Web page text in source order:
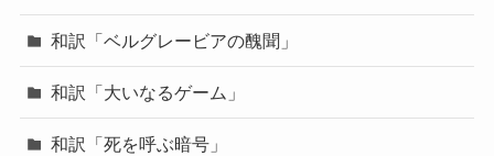
和訳「ベルグレービアの醜聞」
和訳「大いなるゲーム」
和訳「死を呼ぶ暗号」